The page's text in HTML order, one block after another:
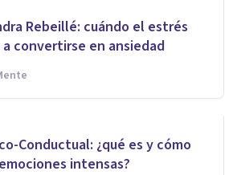
Rebeillé: cuándo el estrés
convertirse en ansiedad
Conductual: ¿qué es y cómo
intensas?